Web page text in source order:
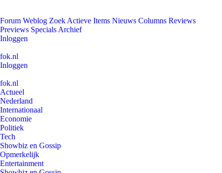
Forum Weblog Zoek Actieve Items Nieuws Columns Reviews
Previews Specials Archief
Inloggen
fok.nl
Inloggen
fok.nl
Actueel
Nederland
Internationaal
Economie
Politiek
Tech
Showbiz en Gossip
Opmerkelijk
Entertainment